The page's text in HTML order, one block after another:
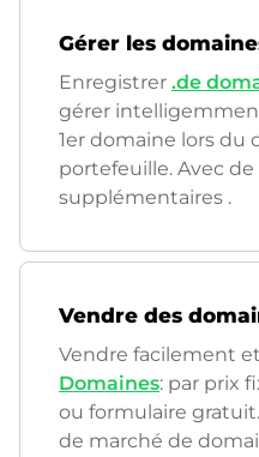
Gérer les
Enregistrer .de
gérer
1er domaine lors
portefeuille. Avec
supplémentaires .
Vendre des
Vendre facilement
Domaines: par prix
ou formulaire
de marché de